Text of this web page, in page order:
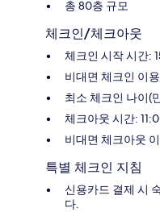
총 80층 규모
체크인/체크아웃
체크인 시작 시간:
비대면 체크인 이
최소 체크인 나이(
체크아웃 시간:
비대면 체크아웃
특별 체크인 지침
신용카드 결제 시
다.